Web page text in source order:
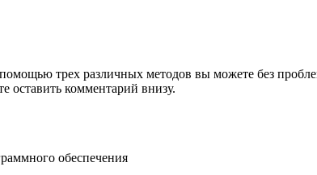
трех различных методов вы можете без
оставить комментарий внизу.
обеспечения